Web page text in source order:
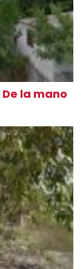
la mano